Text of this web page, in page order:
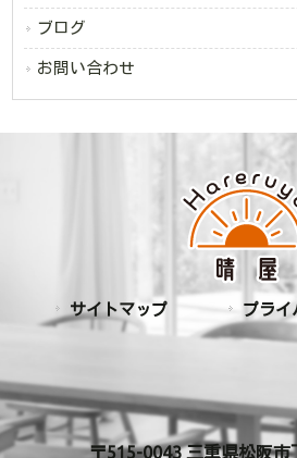
ブログ
お問い合わせ
サイトマップ プライ
〒515-0043 三重県松阪市